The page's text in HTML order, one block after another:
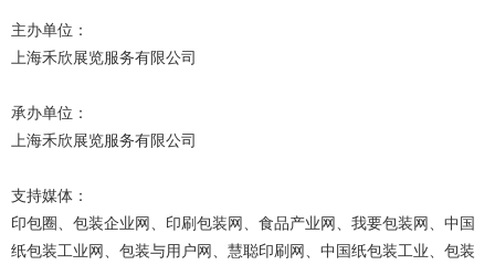
主办单位：
上海禾欣展览服务有限公司
承办单位：
上海禾欣展览服务有限公司
支持媒体：
印包圈、包装企业网、印刷包装网、食品产业网、我要包装网、中国
纸包装工业网、包装与用户网、慧聪印刷网、中国纸包装工业、包装